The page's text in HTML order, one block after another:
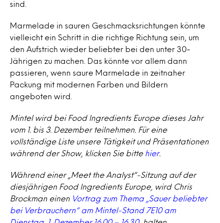
sind.
Marmelade in sauren Geschmacksrichtungen könnte
vielleicht ein Schritt in die richtige Richtung sein, um
den Aufstrich wieder beliebter bei den unter 30-
Jährigen zu machen. Das könnte vor allem dann
passieren, wenn saure Marmelade in zeitnaher
Packung mit modernen Farben und Bildern
angeboten wird.
Mintel wird bei Food Ingredients Europe dieses Jahr
vom 1. bis 3. Dezember teilnehmen. Für eine
vollständige Liste unsere Tätigkeit und Präsentationen
während der Show, klicken Sie bitte hier.
Während einer „Meet the Analyst“-Sitzung auf der
diesjährigen Food Ingredients Europe, wird Chris
Brockman einen Vortrag zum Thema „Sauer beliebter
bei Verbrauchern“ am Mintel-Stand 7E10 am